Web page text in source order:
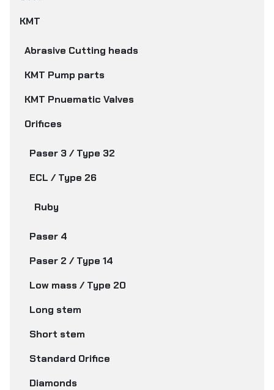
KMT
Abrasive Cutting heads
KMT Pump parts
KMT Pnuematic Valves
Orifices
Paser 3 / Type 32
ECL / Type 26
Ruby
Paser 4
Paser 2 / Type 14
Low mass / Type 20
Long stem
Short stem
Standard Orifice
Diamonds